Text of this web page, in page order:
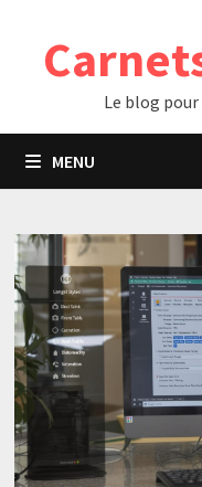
contenu
Le blog
MENU